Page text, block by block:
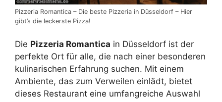
Pizzeria Romantica – Die beste Pizzeria in Düsseldorf – Hier
gibt’s die leckerste Pizza!
Die Pizzeria Romantica in Düsseldorf ist der
perfekte Ort für alle, die nach einer besonderen
kulinarischen Erfahrung suchen. Mit einem
Ambiente, das zum Verweilen einlädt, bietet
dieses Restaurant eine umfangreiche Auswahl